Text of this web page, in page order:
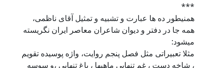
***
همنیطور ده ها عبارت و تشبیه و تمثیل آقای ناظمی،
همه جا در دفتر و دیوان شاعران معاصر ایران نگریسته
میشود:
مثلا تعبیراتی مثل فصل پنجم روایت، واژه پوسیده تقویم
، شاخه دست ، غم تنهایی ماهیها ، باغ تنهایی ،و سوسه